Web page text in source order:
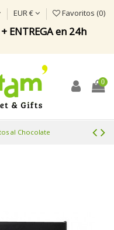
ENTREGA en 24h
EUR € Favoritos (0)
0
al Chocolate